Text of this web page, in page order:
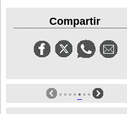
Compartir